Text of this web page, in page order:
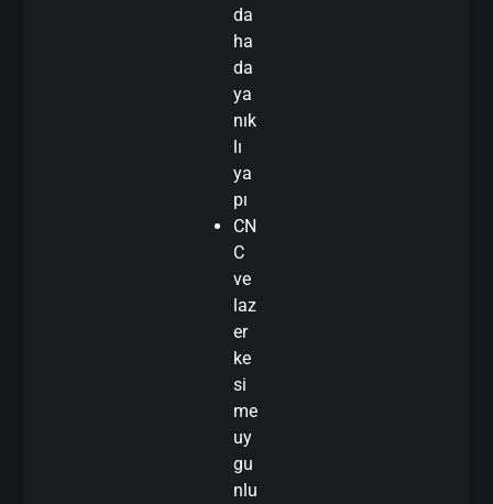
da
ha
da
ya
nık
lı
ya
pı
CN
C
ve
laz
er
ke
si
me
uy
gu
nlu